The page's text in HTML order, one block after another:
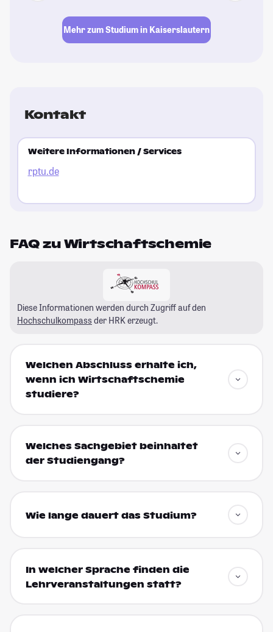
Mehr zum Studium in Kaiserslautern
Kontakt
Weitere Informationen / Services
rptu.de
FAQ zu Wirtschaftschemie
Diese Informationen werden durch Zugriff auf den
Hochschulkompass der HRK erzeugt.
Welchen Abschluss erhalte ich,
wenn ich Wirtschaftschemie
studiere?
Welches Sachgebiet beinhaltet
der Studiengang?
Wie lange dauert das Studium?
In welcher Sprache finden die
Lehrveranstaltungen statt?